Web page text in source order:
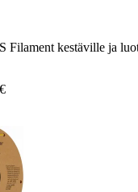
Filament kestäville ja